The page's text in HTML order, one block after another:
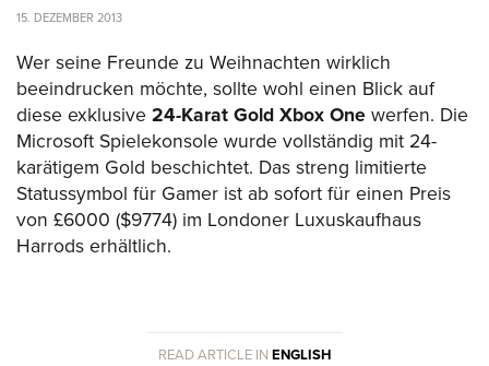
15. DEZEMBER 2013
Wer seine Freunde zu Weihnachten wirklich
beeindrucken möchte, sollte wohl einen Blick auf
diese exklusive 24-Karat Gold Xbox One werfen. Die
Microsoft Spielekonsole wurde vollständig mit 24-
karätigem Gold beschichtet. Das streng limitierte
Statussymbol für Gamer ist ab sofort für einen Preis
von £6000 ($9774) im Londoner Luxuskaufhaus
Harrods erhältlich.
READ ARTICLE IN ENGLISH